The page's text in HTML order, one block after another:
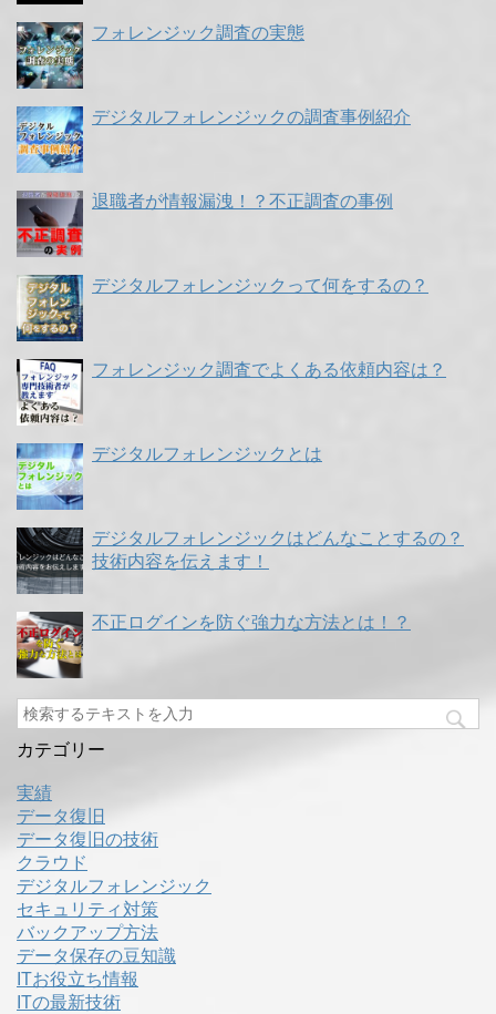
フォレンジック調査の実態
デジタルフォレンジックの調査事例紹介
退職者が情報漏洩！？不正調査の事例
デジタルフォレンジックって何をするの？
フォレンジック調査でよくある依頼内容は？
デジタルフォレンジックとは
デジタルフォレンジックはどんなことするの？
技術内容を伝えます！
不正ログインを防ぐ強力な方法とは！？
カテゴリー
実績
データ復旧
データ復旧の技術
クラウド
デジタルフォレンジック
セキュリティ対策
バックアップ方法
データ保存の豆知識
ITお役立ち情報
ITの最新技術